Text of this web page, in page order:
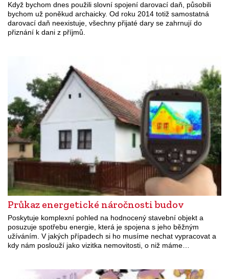
Když bychom dnes použili slovní spojení darovací daň, působili
bychom už poněkud archaicky. Od roku 2014 totiž samostatná
darovací daň neexistuje, všechny přijaté dary se zahrnují do
přiznání k dani z příjmů.
Průkaz energetické náročnosti budov
Poskytuje komplexní pohled na hodnocený stavební objekt a
posuzuje spotřebu energie, která je spojena s jeho běžným
užíváním. V jakých případech si ho musíme nechat vypracovat a
kdy nám poslouží jako vizitka nemovitosti, o niž máme…